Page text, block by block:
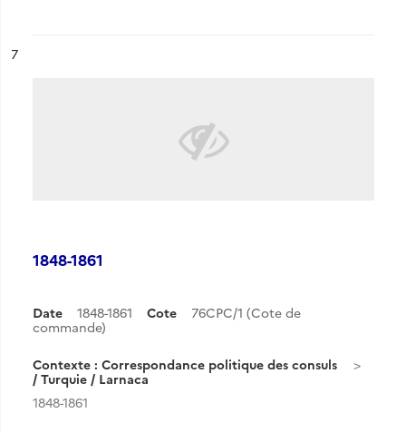
n°
7
1848-1861
Date 1848-1861 Cote
76CPC/1 (Cote de
commande)
Contexte : Correspondance politique des consuls
/ Turquie / Larnaca
1848-1861